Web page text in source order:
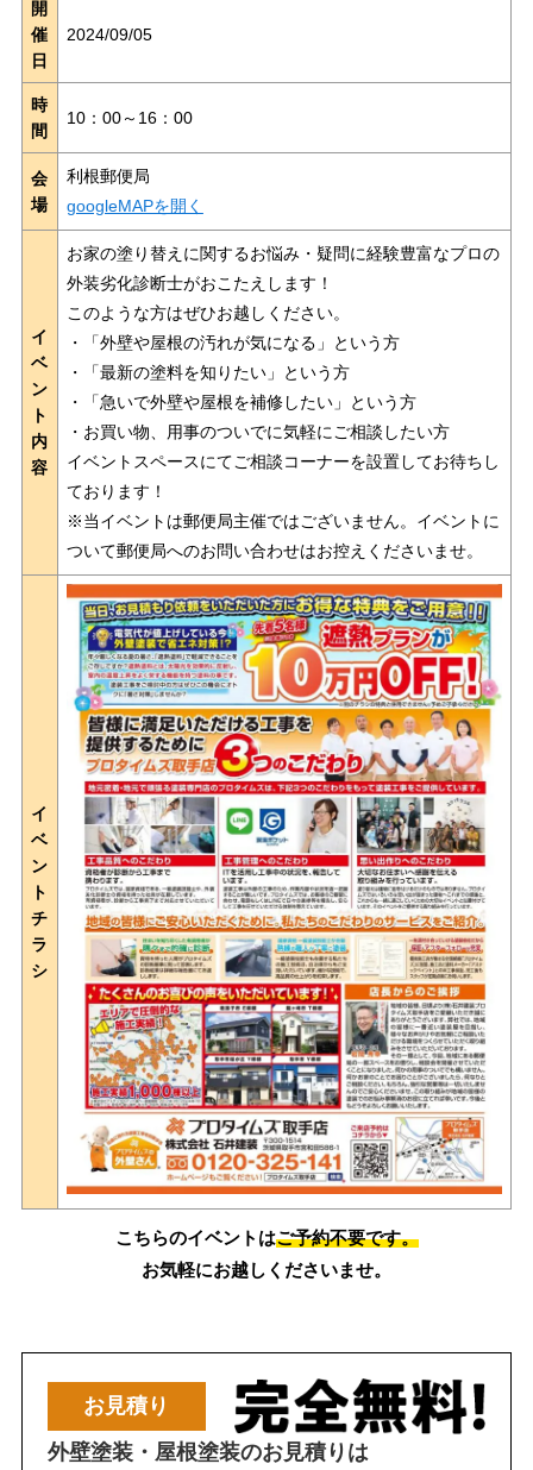
開
催
日
2024/09/05
時
間
10：00～16：00
会
場
利根郵便局
googleMAPを開く
イ
ベ
ン
ト
内
容
お家の塗り替えに関するお悩み・疑問に経験豊富なプロの
外装劣化診断士がおこたえします！
このような方はぜひお越しください。
・「外壁や屋根の汚れが気になる」という方
・「最新の塗料を知りたい」という方
・「急いで外壁や屋根を補修したい」という方
・お買い物、用事のついでに気軽にご相談したい方
イベントスペースにてご相談コーナーを設置してお待ちし
ております！
※当イベントは郵便局主催ではございません。イベントに
ついて郵便局へのお問い合わせはお控えくださいませ。
イ
ベ
ン
ト
チ
ラ
シ
こちらのイベントはご予約不要です。
お気軽にお越しくださいませ。
お見積り
外壁塗装・屋根塗装のお見積りは